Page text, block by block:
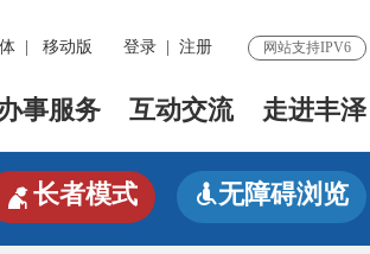
移动版 登录 注册 网站支持IPV6
办事服务 互动交流 走进丰泽
长者模式 无障碍浏览